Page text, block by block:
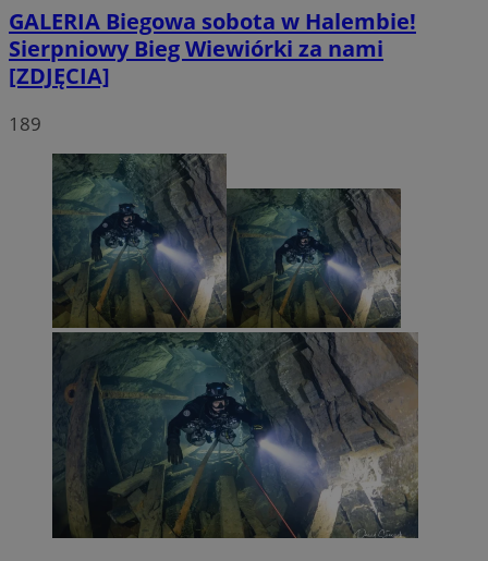
GALERIA Biegowa sobota w Halembie!
Sierpniowy Bieg Wiewiórki za nami
[ZDJĘCIA]
189